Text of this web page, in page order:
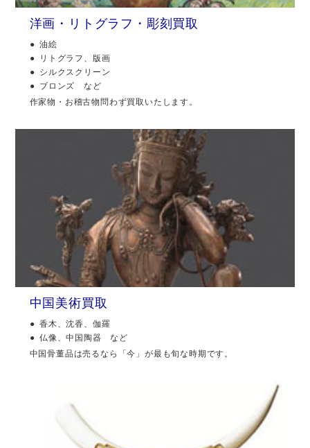
洋画・リトグラフ・彫刻買取
油絵
リトグラフ、版画
シルクスクリーン
ブロンズ など
作家物・お稽古物問わず買取いたします。
中国美術買取
香木、沈香、伽羅
仏像、中国陶器 など
中国骨董品は売るなら「今」が最も旬な時期です。